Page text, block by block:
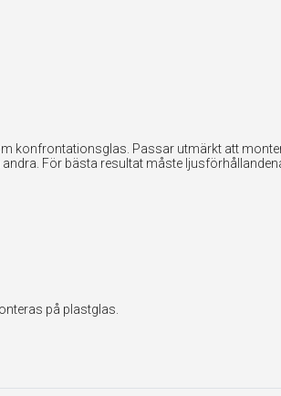
konfrontationsglas. Passar utmärkt att
För bästa resultat måste
på plastglas.